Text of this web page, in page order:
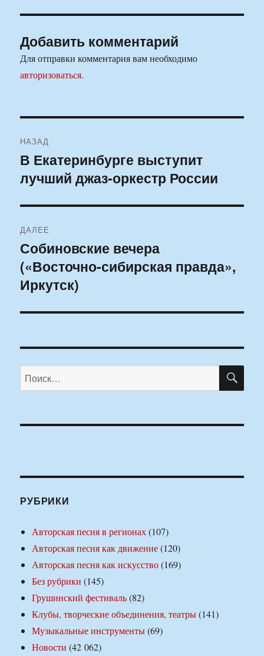
Добавить комментарий
Для отправки комментария вам необходимо
авторизоваться.
по
записям
НАЗАД
Предыдущая
запись:
В Екатеринбурге выступит
лучший джаз-оркестр России
ДАЛЕЕ
Следующая
запись:
Собиновские вечера
(«Восточно-сибирская правда»,
Иркутск)
Искать:
РУБРИКИ
Авторская песня в регионах(107)
Авторская песня как движение(120)
Авторская песня как искусство(169)
Без рубрики (145)
Грушинский фестиваль(82)
Клубы, творческие объединения, театры(141)
Музыкальные инструменты(69)
Новости (42 062)